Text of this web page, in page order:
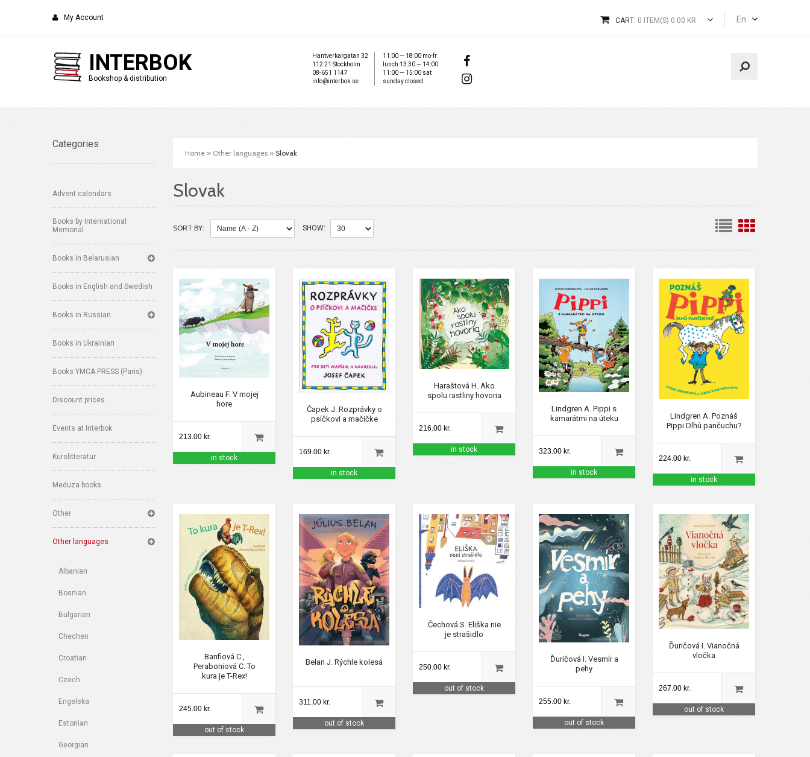
My Account En
CART: 0 ITEM(S) 0.00 KR.
INTERBOK
Bookshop & distribution
Hantverkargatan 32
112 21 Stockholm
08-651 1147
info@interbok.se
11:00 — 18:00 mo-fr
lunch 13:30 — 14:00
11:00 — 15:00 sat
sunday closed
Categories
Advent calendars
Books by International
Memorial
Books in Belarusian
Books in English and Swedish
Books in Russian
Books in Ukrainian
Books YMCA PRESS (Paris)
Discount prices
Events at Interbok
Kurslitteratur
Meduza books
Other
Other languages
Albanian
Bosnian
Bulgarian
Chechen
Croatian
Czech
Engelska
Estonian
Georgian
Home » Other languages » Slovak
Slovak
SORT BY: SHOW:
Aubineau F. V mojej
hore
213.00 kr.
in stock
Čapek J. Rozprávky o
psíčkovi a mačičke
169.00 kr.
in stock
Haraštová H. Ako
spolu rastliny hovoria
216.00 kr.
in stock
Lindgren A. Pippi s
kamarátmi na úteku
323.00 kr.
in stock
Lindgren A. Poznáš
Pippi Dlhú pančuchu?
224.00 kr.
in stock
Banfiová C.,
Peraboniová C. To
kura je T-Rex!
245.00 kr.
out of stock
Belan J. Rýchle kolesá
311.00 kr.
out of stock
Čechová S. Eliška nie
je strašidlo
250.00 kr.
out of stock
Ďuričová I. Vesmír a
pehy
255.00 kr.
out of stock
Ďuričová I. Vianočná
vločka
267.00 kr.
out of stock